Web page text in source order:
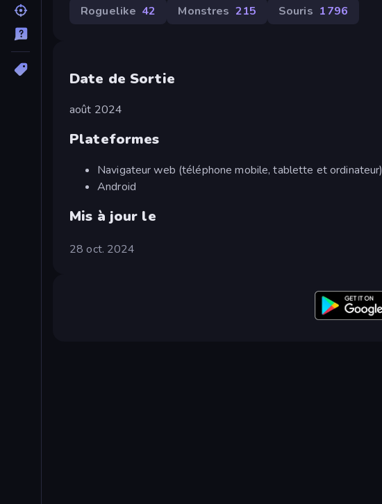
Roguelike 42 Monstres 215 Souris 1 796
Date de Sortie
août 2024
Plateformes
Navigateur web (téléphone mobile, tablette et ordinateur)
Android
Mis à jour le
28 oct. 2024